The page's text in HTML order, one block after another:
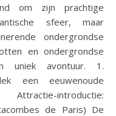
sfeer, maar
ondergrondse
en ondergrondse
uniek avontuur. 1.
een eeuwenoude
introductie:
de Paris) De